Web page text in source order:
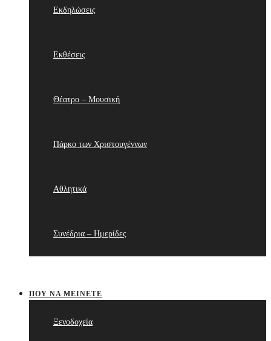
Εκδηλώσεις
Εκθέσεις
Θέατρο – Μουσική
Πάρκο των Χριστουγέννων
Αθλητικά
Συνέδρια – Ημερίδες
ΠΟΥ ΝΑ ΜΕΊΝΕΤΕ
Ξενοδοχεία